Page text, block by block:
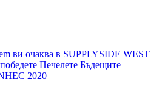
ви очаква в SUPPLYSIDE WEST
Печелете Бъдещите
2020